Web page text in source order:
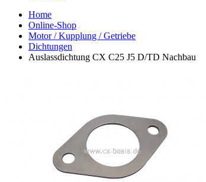
Home
Online-Shop
Motor / Kupplung / Getriebe
Dichtungen
Auslassdichtung CX C25 J5 D/TD Nachbau